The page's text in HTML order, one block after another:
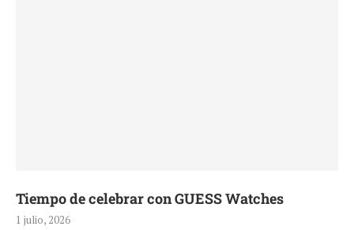
Tiempo de celebrar con GUESS Watches
1 julio, 2026